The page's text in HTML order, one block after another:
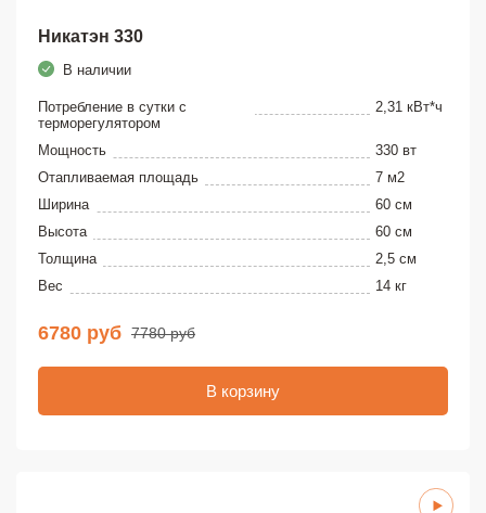
Никатэн 330
В наличии
Потребление в сутки с
терморегулятором
2,31 кВт*ч
Мощность
330 вт
Отапливаемая площадь
7 м2
Ширина
60 см
Высота
60 см
Толщина
2,5 см
Вес
14 кг
6780 руб 7780 руб
В корзину